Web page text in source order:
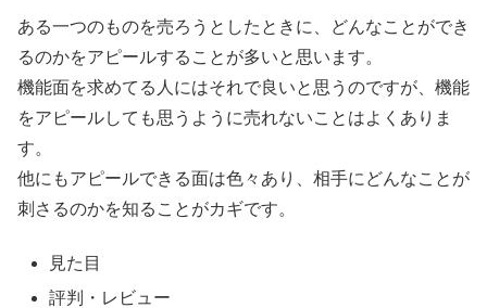
ある一つのものを売ろうとしたときに、どんなことができ
るのかをアピールすることが多いと思います。
機能面を求めてる人にはそれで良いと思うのですが、機能
をアピールしても思うように売れないことはよくありま
す。
他にもアピールできる面は色々あり、相手にどんなことが
刺さるのかを知ることがカギです。
見た目
評判・レビュー